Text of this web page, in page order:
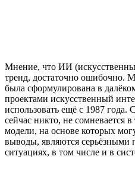
Мнение, что ИИ
тренд, достаточно ошибочно.
была сформулирована в
проектами искусственный
использовать ещё с 1987 года.
сейчас никто, не сомневается
модели, на основе которых
выводы, являются
ситуациях, в том числе и в